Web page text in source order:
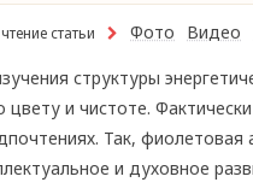
статьи Фото Видео
структуры
цвету и чистоте.
Так,
и духовное